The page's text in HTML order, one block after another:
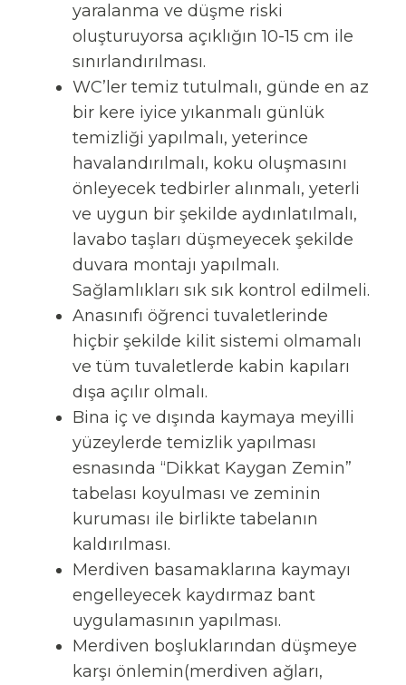
yaralanma ve düşme riski
oluşturuyorsa açıklığın 10-15 cm ile
sınırlandırılması.
WC’ler temiz tutulmalı, günde en az
bir kere iyice yıkanmalı günlük
temizliği yapılmalı, yeterince
havalandırılmalı, koku oluşmasını
önleyecek tedbirler alınmalı, yeterli
ve uygun bir şekilde aydınlatılmalı,
lavabo taşları düşmeyecek şekilde
duvara montajı yapılmalı.
Sağlamlıkları sık sık kontrol edilmeli.
Anasınıfı öğrenci tuvaletlerinde
hiçbir şekilde kilit sistemi olmamalı
ve tüm tuvaletlerde kabin kapıları
dışa açılır olmalı.
Bina iç ve dışında kaymaya meyilli
yüzeylerde temizlik yapılması
esnasında “Dikkat Kaygan Zemin”
tabelası koyulması ve zeminin
kuruması ile birlikte tabelanın
kaldırılması.
Merdiven basamaklarına kaymayı
engelleyecek kaydırmaz bant
uygulamasının yapılması.
Merdiven boşluklarından düşmeye
karşı önlemin(merdiven ağları,